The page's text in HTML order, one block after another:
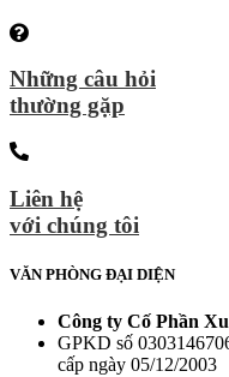
Những câu hỏi
thường gặp
Liên hệ
với chúng tôi
VĂN PHÒNG ĐẠI DIỆN
Công ty Cố Phần
GPKD số
cấp ngày 05/12/2003